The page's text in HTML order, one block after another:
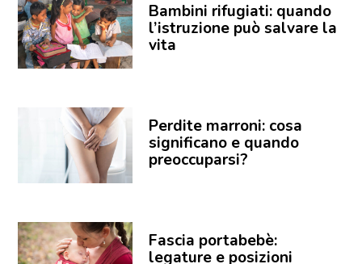
Bambini rifugiati: quando
l’istruzione può salvare la
vita
Perdite marroni: cosa
significano e quando
preoccuparsi?
Fascia portabebè:
legature e posizioni